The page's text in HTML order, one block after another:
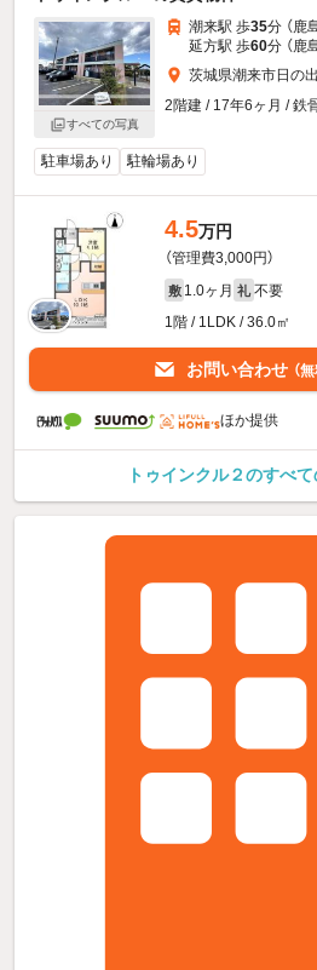
すべての写真
潮来駅 歩35分 （鹿
延方駅 歩60分 （鹿
茨城県潮来市日の
2階建 / 17年6ヶ月 / 鉄
駐車場あり 駐輪場あり
4.5万円
（管理費3,000円）
敷 1.0ヶ月 礼 不要
1階 / 1LDK / 36.0㎡
お問い合わせ （
ほか提供
トゥインクル２のすべ